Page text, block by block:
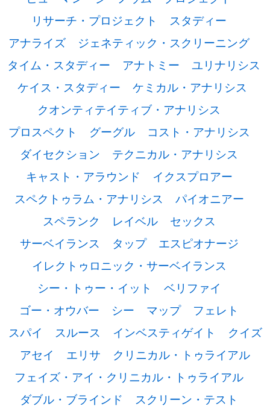
リサーチ・プロジェクト
スタディー
アナライズ
ジェネティック・スクリーニング
タイム・スタディー
アナトミー
ユリナリシス
ケイス・スタディー
ケミカル・アナリシス
クオンティテイティブ・アナリシス
プロスペクト
グーグル
コスト・アナリシス
ダイセクション
テクニカル・アナリシス
キャスト・アラウンド
イクスプロアー
スペクトゥラム・アナリシス
パイオニアー
スペランク
レイベル
セックス
サーベイランス
タップ
エスピオナージ
イレクトゥロニック・サーベイランス
シー・トゥー・イット
ベリファイ
ゴー・オウバー
シー マップ
フェレト
スパイ
スルース インベスティゲイト
クイズ
アセイ
エリサ
クリニカル・トゥライアル
フェイズ・アイ・クリニカル・トゥライアル
ダブル・ブラインド
スクリーン・テスト